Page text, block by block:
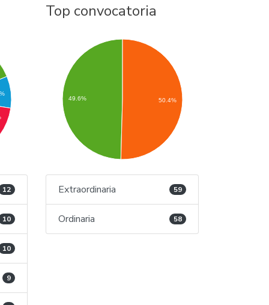
12
10
10
9
Top convocatoria
49.6% 50.4%
Extraordinaria 59
Ordinaria 58